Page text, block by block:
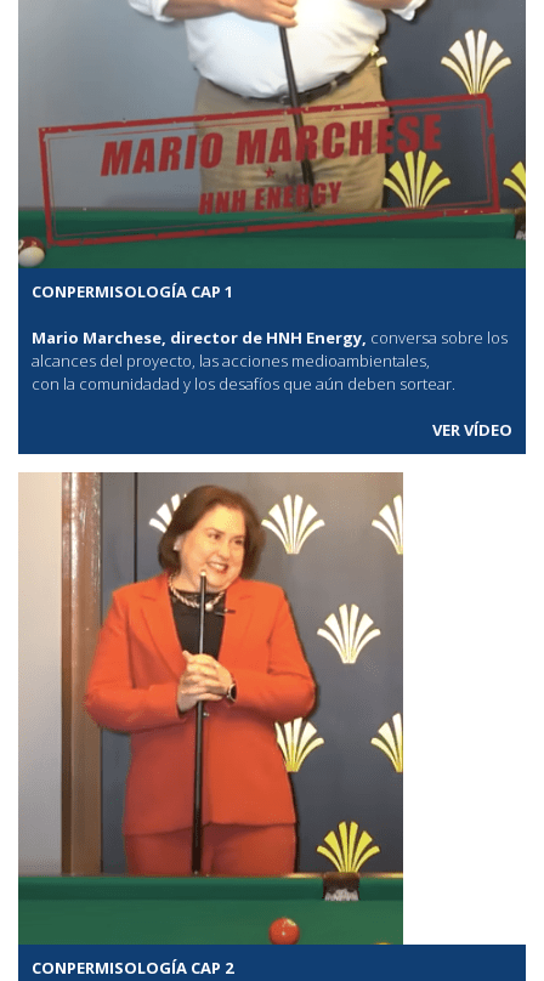
CONPERMISOLOGÍA CAP 1
Mario Marchese, director de HNH Energy, conversa sobre los
alcances del proyecto, las acciones medioambientales,
con la comunidadad y los desafíos que aún deben sortear.
VER VÍDEO
CONPERMISOLOGÍA CAP 2